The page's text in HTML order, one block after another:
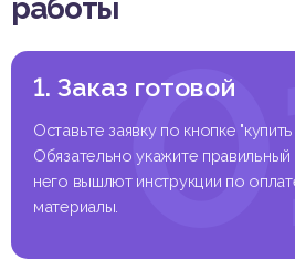
Выдержка из работы
работы
1. Заказ готовой
Оставьте заявку по кнопке "купить
Обязательно укажите правильный
него вышлют инструкции по
материалы.